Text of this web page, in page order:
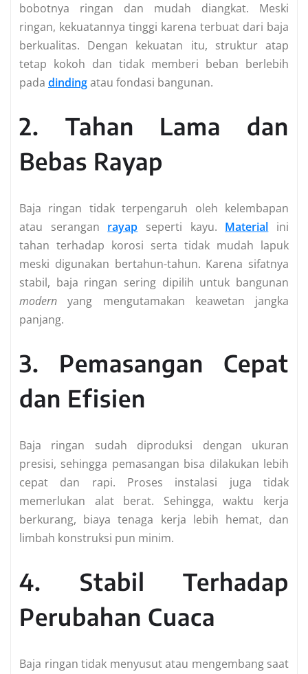
bobotnya ringan dan mudah diangkat. Meski
ringan, kekuatannya tinggi karena terbuat dari baja
berkualitas. Dengan kekuatan itu, struktur atap
tetap kokoh dan tidak memberi beban berlebih
pada dindingatau fondasi bangunan.
2. Tahan Lama dan
Bebas Rayap
Baja ringan tidak terpengaruh oleh kelembapan
atau serangan rayap seperti kayu. Material ini
tahan terhadap korosi serta tidak mudah lapuk
meski digunakan bertahun-tahun. Karena sifatnya
stabil, baja ringan sering dipilih untuk bangunan
modern yang mengutamakan keawetan jangka
panjang.
3. Pemasangan Cepat
dan Efisien
Baja ringan sudah diproduksi dengan ukuran
presisi, sehingga pemasangan bisa dilakukan lebih
cepat dan rapi. Proses instalasi juga tidak
memerlukan alat berat. Sehingga, waktu kerja
berkurang, biaya tenaga kerja lebih hemat, dan
limbah konstruksi pun minim.
4. Stabil Terhadap
Perubahan Cuaca
Baja ringan tidak menyusut atau mengembang saat